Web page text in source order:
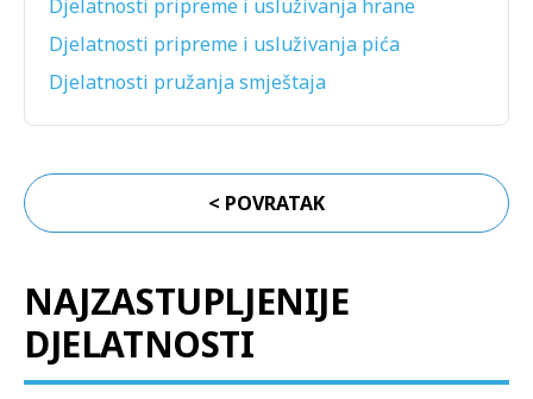
Djelatnosti pripreme i usluživanja hrane
Djelatnosti pripreme i usluživanja pića
Djelatnosti pružanja smještaja
< POVRATAK
NAJZASTUPLJENIJE
DJELATNOSTI